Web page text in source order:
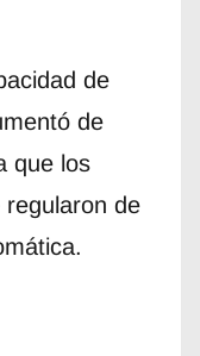
de
de
que los
de